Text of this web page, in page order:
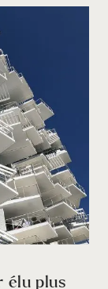
élu plus